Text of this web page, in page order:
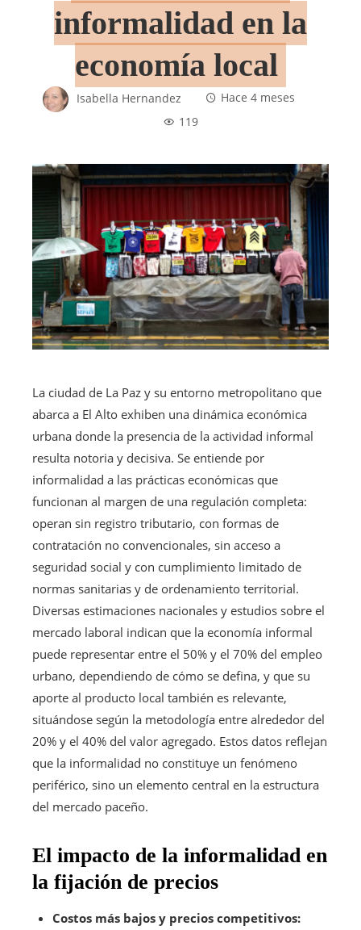
informalidad en la
economía local
Isabella Hernandez
Hace 4 meses
119
La ciudad de La Paz y su entorno metropolitano que
abarca a El Alto exhiben una dinámica económica
urbana donde la presencia de la actividad informal
resulta notoria y decisiva. Se entiende por
informalidad a las prácticas económicas que
funcionan al margen de una regulación completa:
operan sin registro tributario, con formas de
contratación no convencionales, sin acceso a
seguridad social y con cumplimiento limitado de
normas sanitarias y de ordenamiento territorial.
Diversas estimaciones nacionales y estudios sobre el
mercado laboral indican que la economía informal
puede representar entre el 50% y el 70% del empleo
urbano, dependiendo de cómo se defina, y que su
aporte al producto local también es relevante,
situándose según la metodología entre alrededor del
20% y el 40% del valor agregado. Estos datos reflejan
que la informalidad no constituye un fenómeno
periférico, sino un elemento central en la estructura
del mercado paceño.
El impacto de la informalidad en
la fijación de precios
Costos más bajos y precios competitivos: